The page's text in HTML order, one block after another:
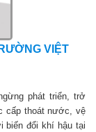
VIỆT
phát triển, trở
cấp thoát nước, vệ
biến đổi khí hậu tại